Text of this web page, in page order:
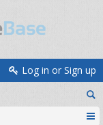
Log in or Sign up